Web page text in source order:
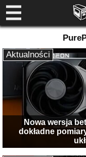
Nowa wersja
dokładne
Aktualności